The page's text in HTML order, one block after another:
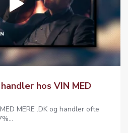
hos VIN MED
MERE .DK og handler ofte